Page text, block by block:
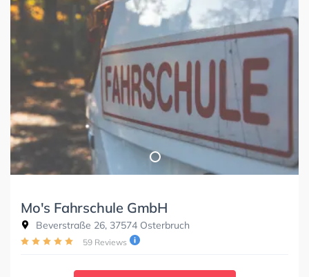
Mo's Fahrschule GmbH
Beverstraße 26, 37574 Osterbruch
59 Reviews